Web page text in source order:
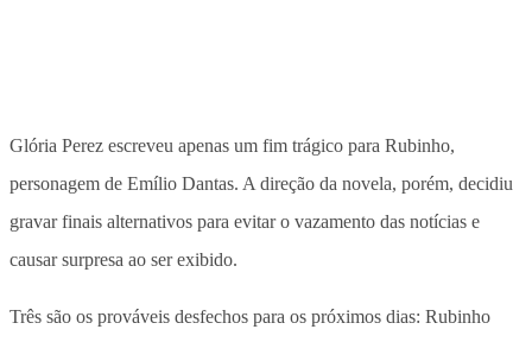
Glória Perez escreveu apenas um fim trágico para Rubinho,
personagem de Emílio Dantas. A direção da novela, porém, decidiu
gravar finais alternativos para evitar o vazamento das notícias e
causar surpresa ao ser exibido.
Três são os prováveis desfechos para os próximos dias: Rubinho